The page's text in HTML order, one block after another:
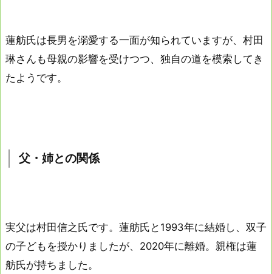
蓮舫氏は長男を溺愛する一面が知られていますが、村田
琳さんも母親の影響を受けつつ、独自の道を模索してき
たようです。
父・姉との関係
実父は村田信之氏です。蓮舫氏と1993年に結婚し、双子
の子どもを授かりましたが、2020年に離婚。親権は蓮
舫氏が持ちました。